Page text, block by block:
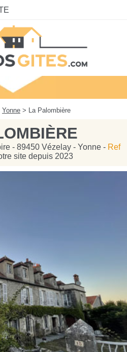
Yonne > La Palombière
- 89450 Vézelay - Yonne - Ref
site depuis 2023